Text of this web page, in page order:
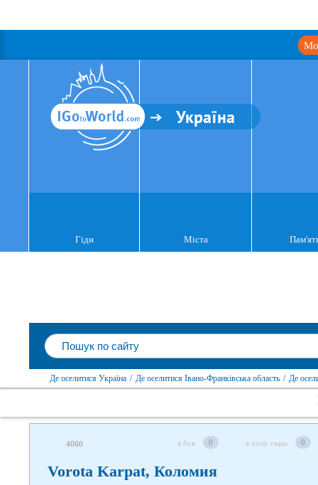
Україна
Гіди Міста
Де оселитися Україна / Де оселитися Івано-Франківська область / Де
4060 я був 0 я хочу сюди 0
Vorota Karpat, Коломия